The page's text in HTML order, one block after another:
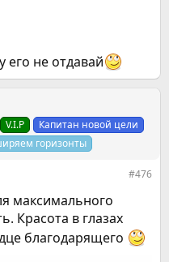
не отдавай
V.I.P
Капитан новой цели
горизонты
#476
максимального
Красота в глазах
благодарящего